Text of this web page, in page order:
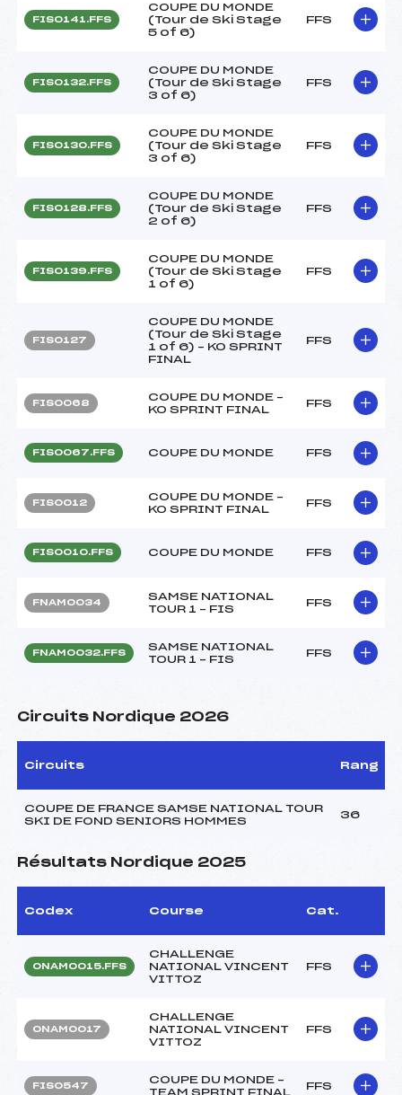
FIS0141.FFS
COUPE DU MONDE
(Tour de Ski Stage
5 of 6)
FFS
FIS0132.FFS
COUPE DU MONDE
(Tour de Ski Stage
3 of 6)
FFS
FIS0130.FFS
COUPE DU MONDE
(Tour de Ski Stage
3 of 6)
FFS
FIS0128.FFS
COUPE DU MONDE
(Tour de Ski Stage
2 of 6)
FFS
FIS0139.FFS
COUPE DU MONDE
(Tour de Ski Stage
1 of 6)
FFS
FIS0127
COUPE DU MONDE
(Tour de Ski Stage
1 of 6) – KO SPRINT
FINAL
FFS
FIS0068
COUPE DU MONDE –
KO SPRINT FINAL
FFS
FIS0067.FFS COUPE DU MONDE FFS
FIS0012
COUPE DU MONDE –
KO SPRINT FINAL
FFS
FIS0010.FFS COUPE DU MONDE FFS
FNAM0034
SAMSE NATIONAL
TOUR 1 – FIS
FFS
FNAM0032.FFS
SAMSE NATIONAL
TOUR 1 – FIS
FFS
Circuits Nordique 2026
Circuits Rang
COUPE DE FRANCE SAMSE NATIONAL TOUR
SKI DE FOND SENIORS HOMMES
36
Résultats Nordique 2025
Codex Course Cat.
ONAM0015.FFS
CHALLENGE
NATIONAL VINCENT
VITTOZ
FFS
ONAM0017
CHALLENGE
NATIONAL VINCENT
VITTOZ
FFS
FIS0547
COUPE DU MONDE –
TEAM SPRINT FINAL
FFS